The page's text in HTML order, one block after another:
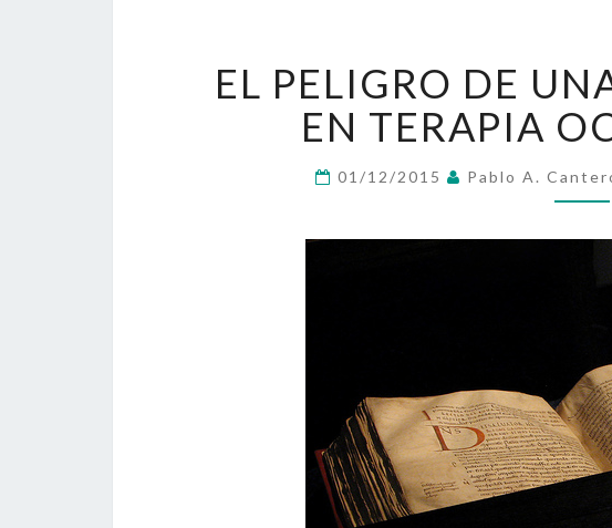
DE
EL PELIGRO DE
EN TERAPIA
01/12/2015 Pablo A.